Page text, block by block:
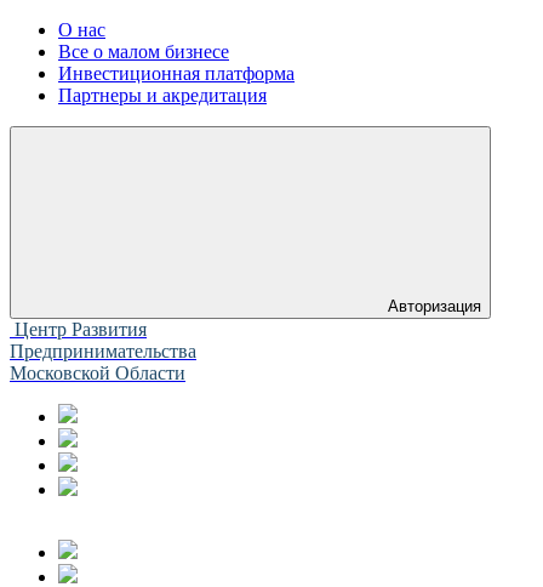
О нас
Все о малом бизнесе
Инвестиционная платформа
Партнеры и акредитация
Авторизация
Центр Развития
Предпринимательства
Московской Области